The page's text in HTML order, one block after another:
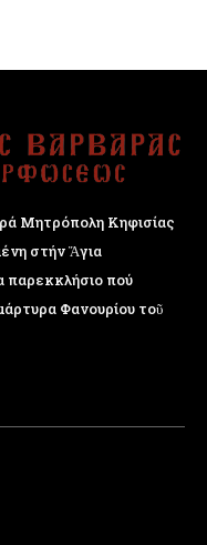
Μητρόπολη Κηφισίας
στήν Ἅγια
παρεκκλήσιο πού
Φανουρίου τοῦ